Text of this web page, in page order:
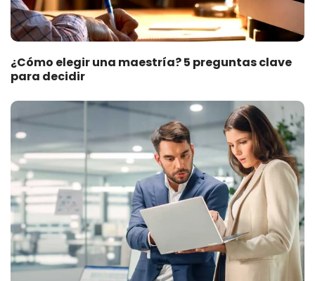
¿Cómo elegir una maestría? 5 preguntas clave
para decidir